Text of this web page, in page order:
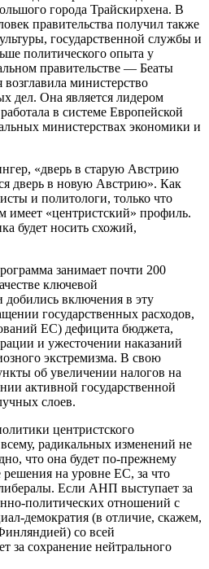
города Трайскирхена. В
правительства получил также
государственной службы и
политического опыта у
правительстве — Беаты
министерство
дел. Она является лидером
в системе Европейской
министерствах экономики и
«дверь в старую Австрию
дверь в новую Австрию». Как
и политологи, только что
имеет «центристский» профиль.
будет носить схожий,
занимает почти 200
ключевой
добились включения в эту
государственных расходов,
ЕС) дефицита бюджета,
и ужесточении наказаний
экстремизма. В свою
об увеличении налогов на
активной государственной
слоев.
центристского
радикальных изменений не
что она будет по‑прежнему
на уровне ЕС, за что
Если АНП выступает за
политических отношений с
демократия (в отличие, скажем,
со всей
за сохранение нейтрального